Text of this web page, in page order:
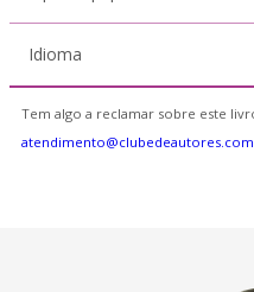
Idioma
Tem algo a reclamar sobre este